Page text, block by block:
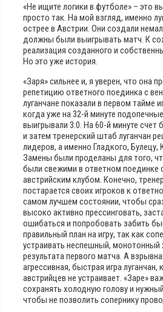
«Не ищите логики в футболе» – это
просто так. На мой взгляд, именно
острее в Австрии. Они создали
должны были выигрывать матч. К
реализация созданного и
Но это уже история.
«Заря» сильнее и, я уверен, что она
репетицию ответного поединка с
луганчане показали в первом тайме
когда уже на 32-й минуте
выигрывали 3:0. На 60-й минуте счет
и затем тренерский штаб луганчан
лидеров, а именно Гладкого, Булецу,
Замены были проделаны для того,
были свежими в ответном поединке
австрийским клубом. Конечно,
постарается своих игроков к
самом лучшем состоянии, чтобы
высоко активно прессинговать,
ошибаться и попробовать забить
правильный план на игру, так как
устраивать неспешный, монотонный
результата первого матча. А
агрессивная, быстрая игра луганчан,
австрийцев не устраивает. «Заре»
сохранять холодную голову и
чтобы не позволить сопернику